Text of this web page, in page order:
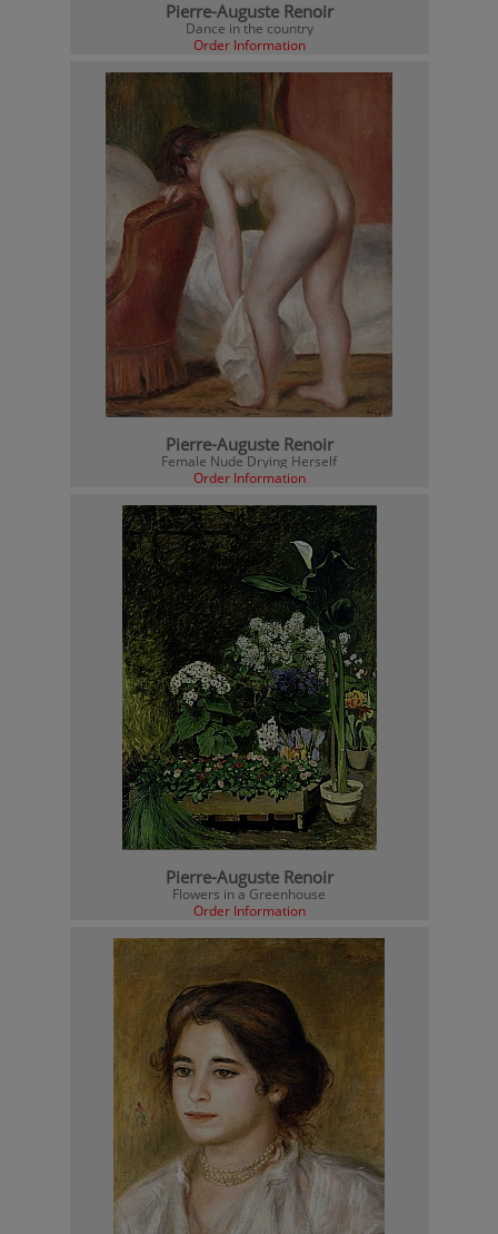
Pierre-Auguste Renoir
Dance in the country
Order Information
Pierre-Auguste Renoir
Female Nude Drying Herself
Order Information
Pierre-Auguste Renoir
Flowers in a Greenhouse
Order Information